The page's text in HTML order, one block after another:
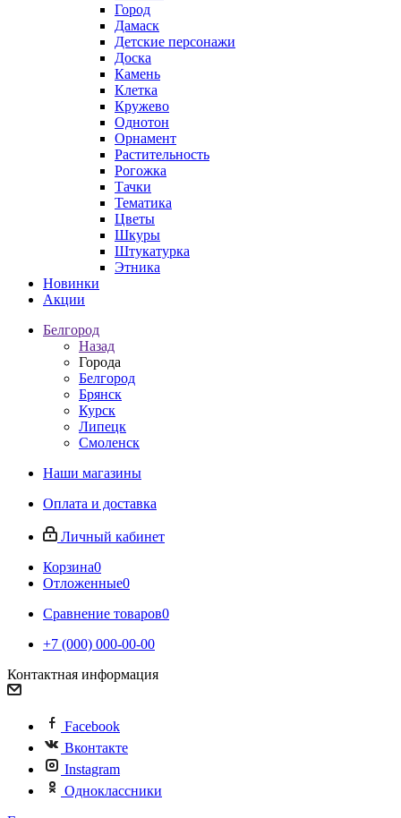
Город
Дамаск
Детские персонажи
Доска
Камень
Клетка
Кружево
Однотон
Орнамент
Растительность
Рогожка
Тачки
Тематика
Цветы
Шкуры
Штукатурка
Этника
Новинки
Акции
Белгород
Назад
Города
Белгород
Брянск
Курск
Липецк
Смоленск
Наши магазины
Оплата и доставка
Личный кабинет
Корзина0
Отложенные0
Сравнение товаров0
+7 (000) 000-00-00
Контактная информация
Facebook
Вконтакте
Instagram
Одноклассники